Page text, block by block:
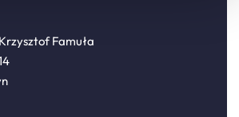
Famuła